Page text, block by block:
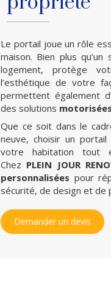
Le portail joue un rôle
maison. Bien plus
logement, protège
l’esthétique de votre
permettent également
des solutions motorisées
Que ce soit dans le
neuve, choisir un
votre habitation tout
Chez PLEIN JOUR
personnalisées pour
sécurité, de design et de
Demander un devis